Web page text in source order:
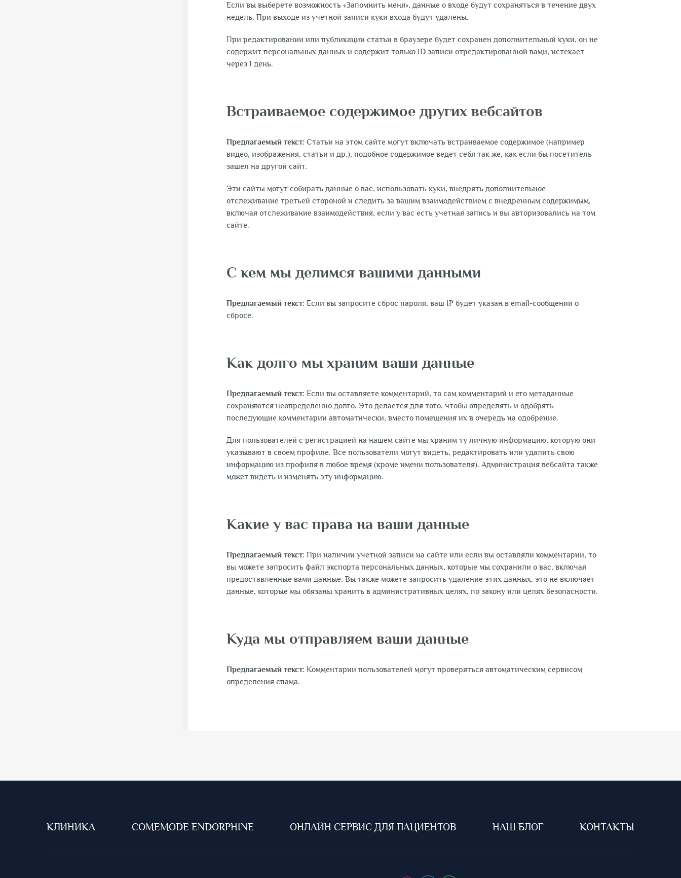
Если вы выберете возможность «Запомнить меня», данные о входе будут сохраняться в течение двух
недель. При выходе из учетной записи куки входа будут удалены.
При редактировании или публикации статьи в браузере будет сохранен дополнительный куки, он не
содержит персональных данных и содержит только ID записи отредактированной вами, истекает
через 1 день.
Встраиваемое содержимое других вебсайтов
Предлагаемый текст: Статьи на этом сайте могут включать встраиваемое содержимое (например
видео, изображения, статьи и др.), подобное содержимое ведет себя так же, как если бы посетитель
зашел на другой сайт.
Эти сайты могут собирать данные о вас, использовать куки, внедрять дополнительное
отслеживание третьей стороной и следить за вашим взаимодействием с внедренным содержимым,
включая отслеживание взаимодействия, если у вас есть учетная запись и вы авторизовались на том
сайте.
С кем мы делимся вашими данными
Предлагаемый текст: Если вы запросите сброс пароля, ваш IP будет указан в email-сообщении о
сбросе.
Как долго мы храним ваши данные
Предлагаемый текст: Если вы оставляете комментарий, то сам комментарий и его метаданные
сохраняются неопределенно долго. Это делается для того, чтобы определять и одобрять
последующие комментарии автоматически, вместо помещения их в очередь на одобрение.
Для пользователей с регистрацией на нашем сайте мы храним ту личную информацию, которую они
указывают в своем профиле. Все пользователи могут видеть, редактировать или удалить свою
информацию из профиля в любое время (кроме имени пользователя). Администрация вебсайта также
может видеть и изменять эту информацию.
Какие у вас права на ваши данные
Предлагаемый текст: При наличии учетной записи на сайте или если вы оставляли комментарии, то
вы можете запросить файл экспорта персональных данных, которые мы сохранили о вас, включая
предоставленные вами данные. Вы также можете запросить удаление этих данных, это не включает
данные, которые мы обязаны хранить в административных целях, по закону или целях безопасности.
Куда мы отправляем ваши данные
Предлагаемый текст: Комментарии пользователей могут проверяться автоматическим сервисом
определения спама.
КЛИНИКА COMEMODE ENDORPHINE ОНЛАЙН СЕРВИС ДЛЯ ПАЦИЕНТОВ НАШ БЛОГ КОНТАКТЫ